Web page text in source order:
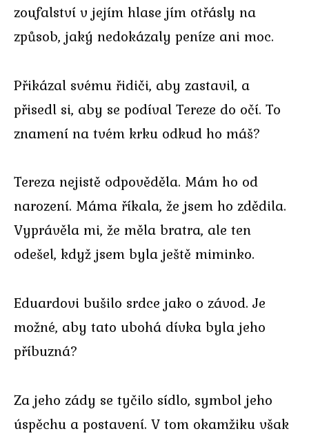
zoufalství v jejím hlase jím otřásly na
způsob, jaký nedokázaly peníze ani moc.
Přikázal svému řidiči, aby zastavil, a
přisedl si, aby se podíval Tereze do očí. To
znamení na tvém krku odkud ho máš?
Tereza nejistě odpověděla. Mám ho od
narození. Máma říkala, že jsem ho zdědila.
Vyprávěla mi, že měla bratra, ale ten
odešel, když jsem byla ještě miminko.
Eduardovi bušilo srdce jako o závod. Je
možné, aby tato ubohá dívka byla jeho
příbuzná?
Za jeho zády se tyčilo sídlo, symbol jeho
úspěchu a postavení. V tom okamžiku však